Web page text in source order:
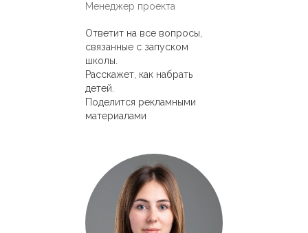
Менеджер проекта
Ответит на все вопросы,
связанные с запуском
школы.
Расскажет, как набрать
детей.
Поделится рекламными
материалами